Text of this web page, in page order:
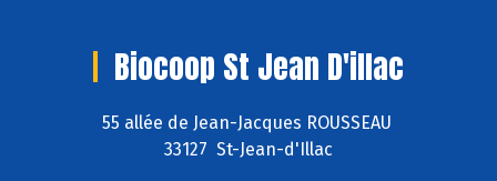
Biocoop St Jean D'illac
55 allée de Jean-Jacques ROUSSEAU
33127 St-Jean-d'Illac